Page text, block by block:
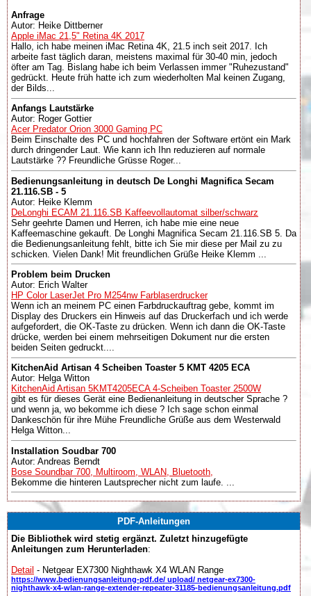
Anfrage
Autor: Heike Dittberner
Apple iMac 21,5" Retina 4K 2017
Hallo, ich habe meinen iMac Retina 4K, 21.5 inch seit 2017. Ich
arbeite fast täglich daran, meistens maximal für 30-40 min, jedoch
öfter am Tag. Bislang habe ich beim Verlassen immer "Ruhezustand"
gedrückt. Heute früh hatte ich zum wiederholten Mal keinen Zugang,
der Bilds...
Anfangs Lautstärke
Autor: Roger Gottier
Acer Predator Orion 3000 Gaming PC
Beim Einschalte des PC und hochfahren der Software ertönt ein Mark
durch dringender Laut. Wie kann ich Ihn reduzieren auf normale
Lautstärke ?? Freundliche Grüsse Roger...
Bedienungsanleitung in deutsch De Longhi Magnifica Secam
21.116.SB - 5
Autor: Heike Klemm
DeLonghi ECAM 21.116.SB Kaffeevollautomat silber/schwarz
Sehr geehrte Damen und Herren, ich habe mie eine neue
Kaffeemaschine gekauft. De Longhi Magnifica Secam 21.116.SB 5. Da
die Bedienungsanleitung fehlt, bitte ich Sie mir diese per Mail zu zu
schicken. Vielen Dank! Mit freundlichen Grüße Heike Klemm ...
Problem beim Drucken
Autor: Erich Walter
HP Color LaserJet Pro M254nw Farblaserdrucker
Wenn ich an meinem PC einen Farbdruckauftrag gebe, kommt im
Display des Druckers ein Hinweis auf das Druckerfach und ich werde
aufgefordert, die OK-Taste zu drücken. Wenn ich dann die OK-Taste
drücke, werden bei einem mehrseitigen Dokument nur die ersten
beiden Seiten gedruckt....
KitchenAid Artisan 4 Scheiben Toaster 5 KMT 4205 ECA
Autor: Helga Witton
KitchenAid Artisan 5KMT4205ECA 4-Scheiben Toaster 2500W
gibt es für dieses Gerät eine Bedienanleitung in deutscher Sprache ?
und wenn ja, wo bekomme ich diese ? Ich sage schon einmal
Dankeschön für ihre Mühe Freundliche Grüße aus dem Westerwald
Helga Witton...
Installation Soudbar 700
Autor: Andreas Berndt
Bose Soundbar 700, Multiroom, WLAN, Bluetooth,
Bekomme die hinteren Lautsprecher nicht zum laufe. ...
PDF-Anleitungen
Die Bibliothek wird stetig ergänzt. Zuletzt hinzugefügte
Anleitungen zum Herunterladen:
Detail - Netgear EX7300 Nighthawk X4 WLAN Range
https://www.bedienungsanleitung-pdf.de/ upload/ netgear-ex7300-
nighthawk-x4-wlan-range-extender-repeater-31185-bedienungsanleitung.pdf